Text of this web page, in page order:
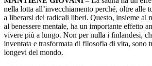
nella lotta all’invecchiamento perché, oltre alle
a liberarsi dei radicali liberi. Questo, insieme al
al benessere mentale, ha un importante effetto
vivere più a lungo. Non per nulla i finlandesi,
inventata e trasformata di filosofia di vita, sono
longevi del mondo.